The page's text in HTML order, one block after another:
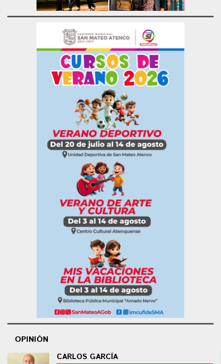
OPINIÓN
CARLOS GARCÍA